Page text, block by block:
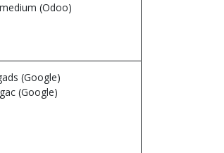
(Odoo)
(Google)
(Google)